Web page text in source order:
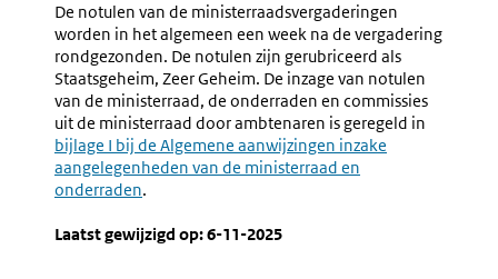
De notulen van de ministerraadsvergaderingen
worden in het algemeen een week na de vergadering
rondgezonden. De notulen zijn gerubriceerd als
Staatsgeheim, Zeer Geheim. De inzage van notulen
van de ministerraad, de onderraden en commissies
uit de ministerraad door ambtenaren is geregeld in
bijlage I bij de Algemene aanwijzingen inzake
aangelegenheden van de ministerraad en
onderraden.
Laatst gewijzigd op: 6-11-2025